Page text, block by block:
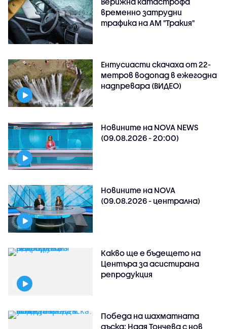
временно затрудни
трафика на АМ "Тракия"
Ентусиасти скачаха от 22-
метров водопад в ежегодна
надпревара (ВИДЕО)
Новините на NOVA NEWS
(09.08.2026 - 20:00)
Новините на NOVA
(09.08.2026 - централна)
Какво ще е бъдещето на
Центъра за асистирана
репродукция
Победа на шахматната
дъска: Надя Тончева с нов